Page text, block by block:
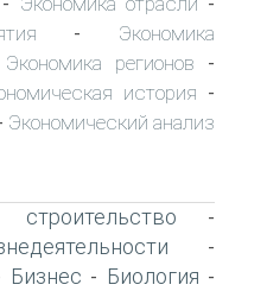
- Экономика
Экономика регионов -
история -
Экономический анализ
-
-
Бизнес - Биология -